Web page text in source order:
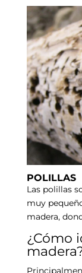
POLILLAS
Las polillas
muy
madera,
¿Cómo